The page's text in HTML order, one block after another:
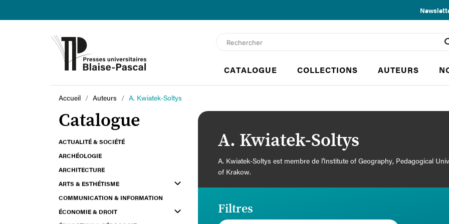
CATALOGUE COLLECTIONS AUTEURS
Accueil Auteurs A. Kwiatek-Soltys
Catalogue
ACTUALITÉ & SOCIÉTÉ
ARCHÉOLOGIE
ARCHITECTURE
ARTS & ESTHÉTISME
COMMUNICATION & INFORMATION
ÉCONOMIE & DROIT
A. Kwiatek-Soltys
A. Kwiatek-Soltys est membre de l'Institute of Geography, Pedagogical
of Krakow.
Filtres